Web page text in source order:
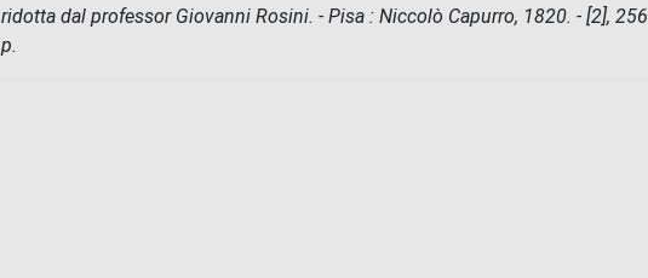
ridotta dal professor Giovanni Rosini. - Pisa : Niccolò Capurro, 1820. - [2], 256
p.